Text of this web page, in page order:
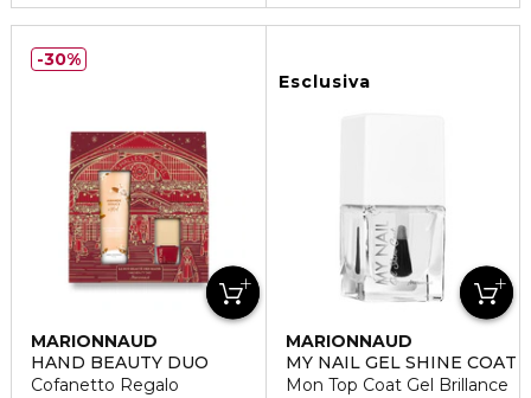
MARIONNAUD
HAND BEAUTY DUO
Cofanetto Regalo
30%
Esclusiva
MARIONNAUD
MY NAIL GEL SHINE COAT
Mon Top Coat Gel Brillance